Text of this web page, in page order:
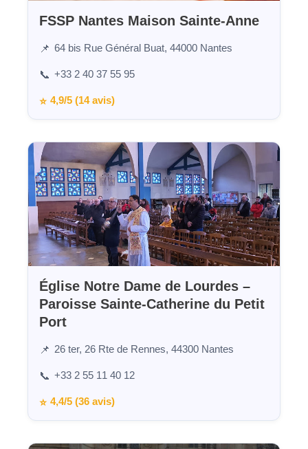
FSSP Nantes Maison Sainte-Anne
📌 64 bis Rue Général Buat, 44000 Nantes
📞 +33 2 40 37 55 95
⭐ 4,9/5 (14 avis)
Église Notre Dame de Lourdes –
Paroisse Sainte-Catherine du Petit
Port
📌 26 ter, 26 Rte de Rennes, 44300 Nantes
📞 +33 2 55 11 40 12
⭐ 4,4/5 (36 avis)